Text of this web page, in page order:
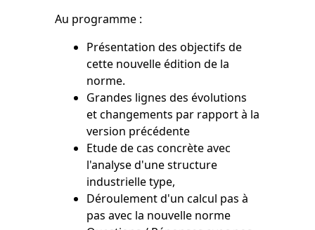
Au programme :
Présentation des objectifs de
cette nouvelle édition de la
norme.
Grandes lignes des évolutions
et changements par rapport à la
version précédente
Etude de cas concrète avec
l'analyse d'une structure
industrielle type,
Déroulement d'un calcul pas à
pas avec la nouvelle norme